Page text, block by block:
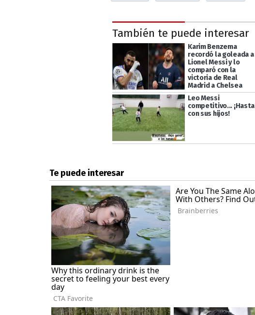
También te puede interesar
Karim Benzema
recordó la goleada a
Lionel Messi y lo
comparó con la
victoria de Real
Madrid a Chelsea
Leo Messi
competitivo... ¡Hasta
con sus hijos!